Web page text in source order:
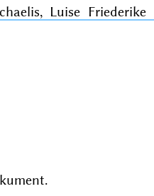
Luise Friederike